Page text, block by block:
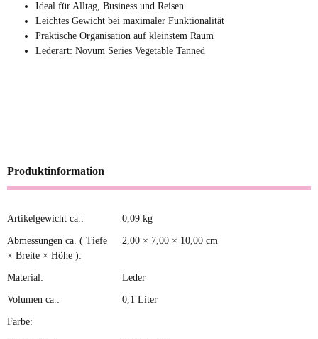
Ideal für Alltag, Business und Reisen
Leichtes Gewicht bei maximaler Funktionalität
Praktische Organisation auf kleinstem Raum
Lederart: Novum Series Vegetable Tanned
Produktinformation
Produkteigenschaft
Wert
Artikelgewicht ca.: 0,09 kg
Abmessungen ca. ( Tiefe
× Breite × Höhe ):
2,00 × 7,00 × 10,00 cm
Material: Leder
Volumen ca.: 0,1 Liter
Farbe: